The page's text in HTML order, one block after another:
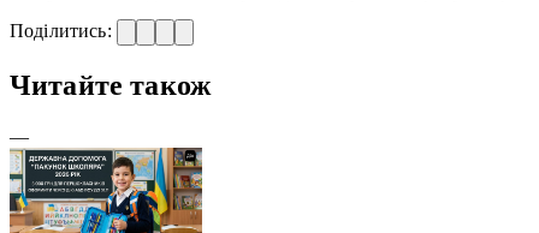
Поділитись:
Читайте також
—